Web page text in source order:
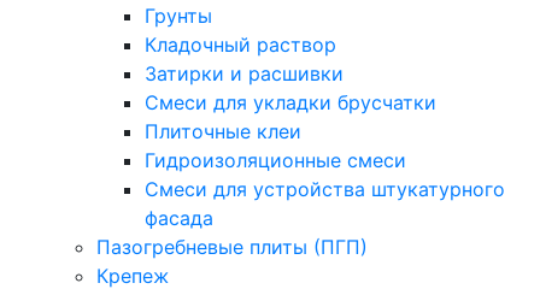
Грунты
Кладочный раствор
Затирки и расшивки
Смеси для укладки брусчатки
Плиточные клеи
Гидроизоляционные смеси
Смеси для устройства штукатурного
фасада
Пазогребневые плиты (ПГП)
Крепеж